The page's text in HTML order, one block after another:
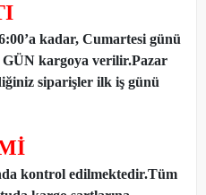
kadar, Cumartesi günü
GÜN kargoya verilir.Pazar
siparişler ilk iş günü
kontrol edilmektedir.Tüm